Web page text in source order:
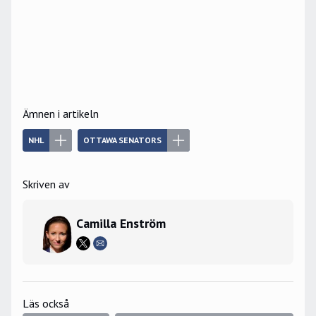
Ämnen i artikeln
NHL OTTAWA SENATORS
Skriven av
Camilla Enström
Läs också